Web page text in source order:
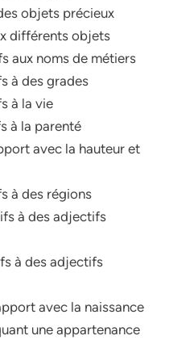
objets précieux
différents objets
aux noms de métiers
à des grades
à la vie
à la parenté
avec la hauteur et
à des régions
à des adjectifs
à des adjectifs
avec la naissance
une appartenance